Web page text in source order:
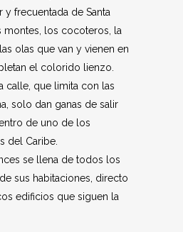
y frecuentada de Santa
montes, los cocoteros, la
olas que van y vienen en
el colorido lienzo.
calle, que limita con las
solo dan ganas de salir
de uno de los
del Caribe.
se llena de todos los
sus habitaciones, directo
edificios que siguen la